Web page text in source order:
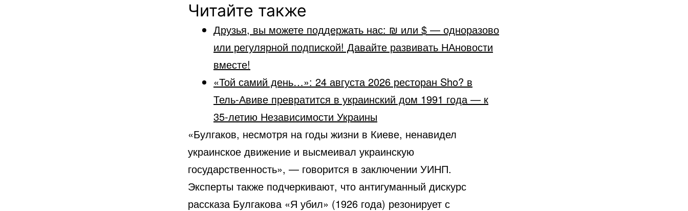
Читайте также
Друзья, вы можете поддержать нас: ₪ или $ — одноразово
или регулярной подпиской! Давайте развивать НАновости
вместе!
«Той самий день…»: 24 августа 2026 ресторан Sho? в
Тель-Авиве превратится в украинский дом 1991 года — к
35-летию Независимости Украины
«Булгаков, несмотря на годы жизни в Киеве, ненавидел
украинское движение и высмеивал украинскую
государственность», — говорится в заключении УИНП.
Эксперты также подчеркивают, что антигуманный дискурс
рассказа Булгакова «Я убил» (1926 года) резонирует с